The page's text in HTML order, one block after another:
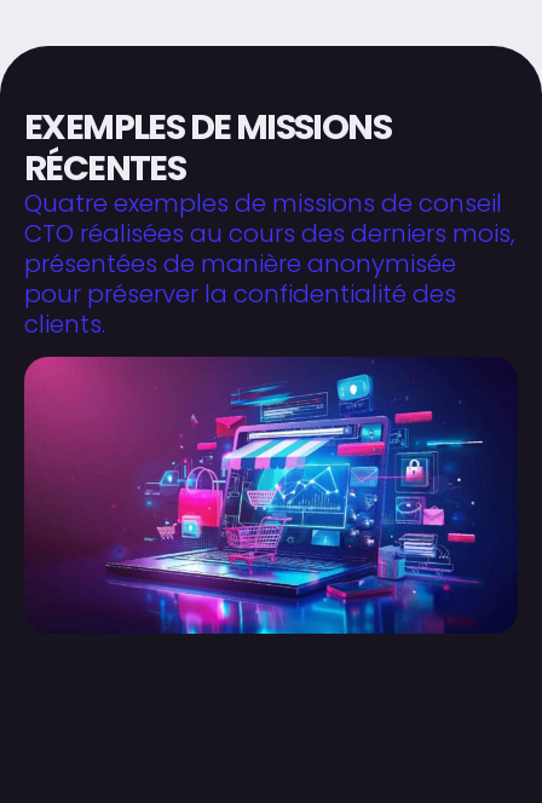
EXEMPLES DE MISSIONS
RÉCENTES
Quatre exemples de missions de conseil
CTO réalisées au cours des derniers mois,
présentées de manière anonymisée
pour préserver la confidentialité des
clients.